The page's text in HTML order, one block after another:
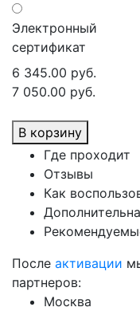
Электронный
сертификат
6 345.00 руб.
7 050.00 руб.
В корзину
Где проходит
Отзывы
Как
После активации
партнеров:
Москва